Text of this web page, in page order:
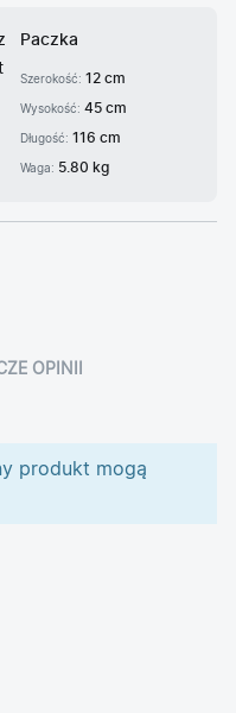
Paczka
Szerokość:12 cm
Wysokość:45 cm
Długość:116 cm
Waga: 5.80 kg
OPINII
produkt mogą